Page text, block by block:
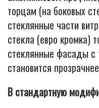
торцам (на боковых
стеклянные части
стекла (евро кромка)
стеклянные фасады с
становится
В стандартную